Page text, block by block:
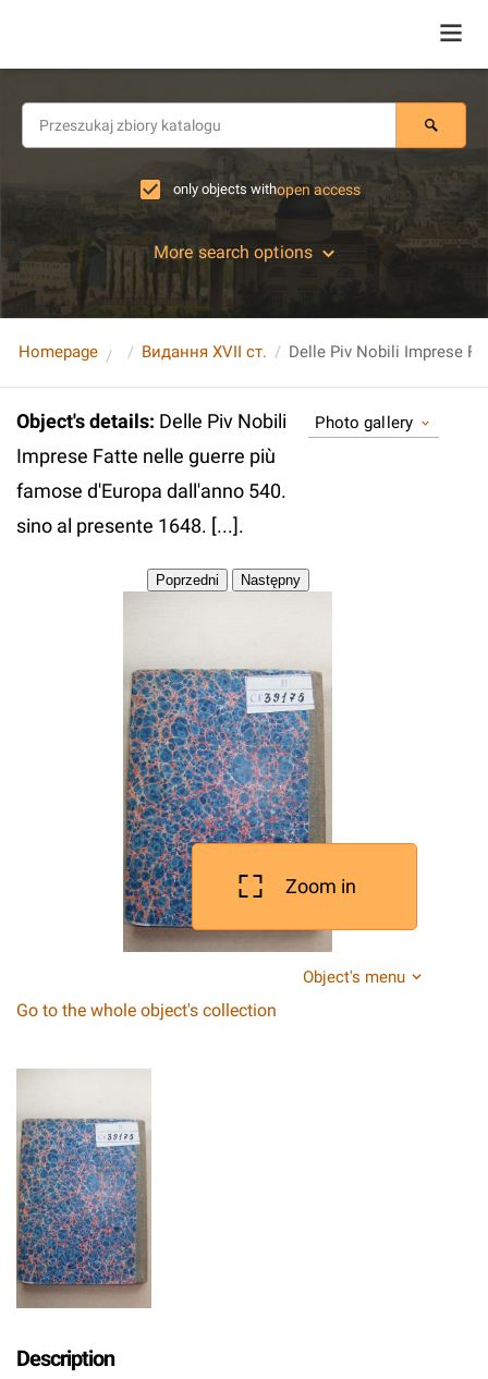
only objects withopen access
More search options
Homepage Видання XVII ст.
Object's details: Delle Piv Nobili
Imprese Fatte nelle guerre più
famose d'Europa dall'anno 540.
sino al presente 1648. [...].
Photo gallery
Zoom in
Object's menu
Go to the whole object's collection
Description